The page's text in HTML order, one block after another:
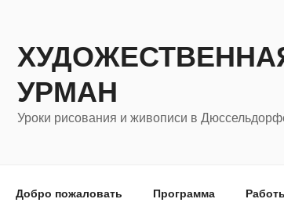
УРМАН
Уроки рисования и живописи в
Добро пожаловать Программа